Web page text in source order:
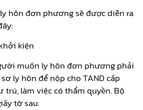
hôn đơn phương sẽ được diễn ra
kiện
muốn ly hôn đơn phương phải
ly hôn để nộp cho TAND cấp
làm việc có thẩm quyền. Bộ
tờ sau: